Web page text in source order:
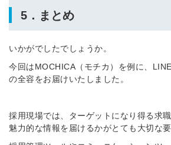
5．まとめ
いかがでしたでしょうか。
今回はMOCHICA（モチカ）を例に、
の全容をお届けいたしました。
採用現場では、ターゲットになり得る求
魅力的な情報を届けるかがとても大切な要